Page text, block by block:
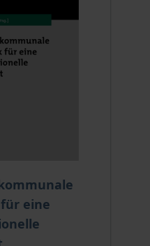
eine
on the options chosen